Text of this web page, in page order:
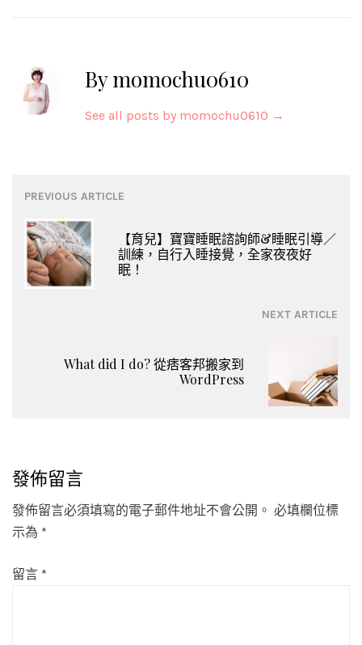
By momochu0610
See all posts by momochu0610 →
Post
navigation
PREVIOUS ARTICLE
【育兒】寶寶睡眠諮詢師&睡眠引導／
訓練，自行入睡接覺，全家夜夜好
眠！
NEXT ARTICLE
What did I do? 從痞客邦搬家到
WordPress
發佈留言
發佈留言必須填寫的電子郵件地址不會公開。 必填欄位標
示為 *
留言 *